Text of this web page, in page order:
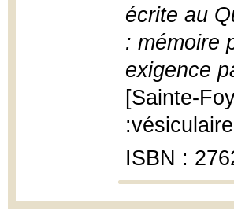
écrite au
: mémoire
exigence
[Sainte-
ISBN :